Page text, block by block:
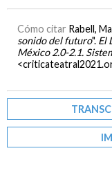
Cómo citar Rabell,
sonido del futuro". El
México 2.0-2.1.